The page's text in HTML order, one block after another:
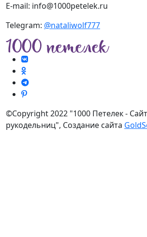
E-mail: info@1000petelek.ru
Telegram: @nataliwolf777
©Copyright 2022 "1000 Петелек -
рукодельниц", Создание сайта